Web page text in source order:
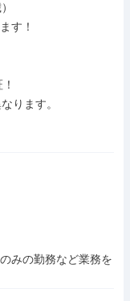
す！
ります。
みの勤務など業務を